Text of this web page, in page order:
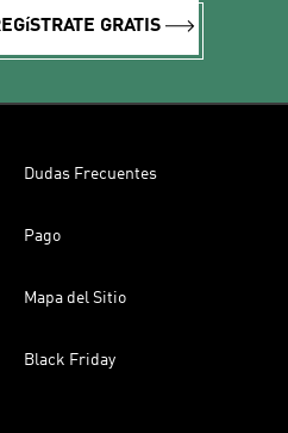
GRATIS
Dudas Frecuentes
Pago
Mapa del Sitio
Black Friday